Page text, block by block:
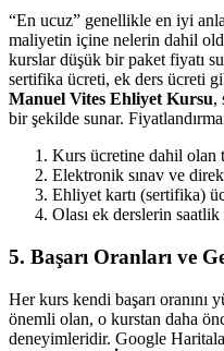
“En ucuz” genellikle en iyi
maliyetin içine nelerin dahil
kurslar düşük bir paket fiyatı
sertifika ücreti, ek ders ücreti
Manuel Vites Ehliyet Kursu,
bir şekilde sunar.
Kurs ücretine dahil olan
Elektronik sınav ve
Ehliyet kartı (sertifika)
Olası ek derslerin saatlik
5. Başarı Oranları ve
Her kurs kendi başarı oranını
önemli olan, o kurstan daha
deneyimleridir. Google